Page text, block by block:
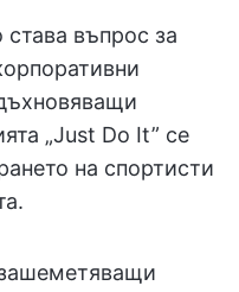
въпрос за
„Just Do It” се
на спортисти